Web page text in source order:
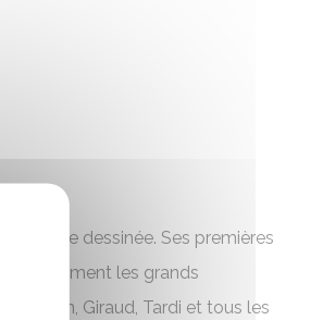
la bande dessinée. Ses premières
notamment les grands
Franquin, Giraud, Tardi et tous les